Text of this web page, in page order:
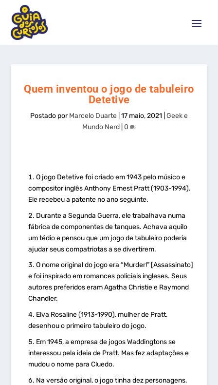
Quem inventou o jogo de tabuleiro
Detetive
Postado porMarcelo Duarte 17 maio, 2021 Geek e
Mundo Nerd 0
O jogo Detetive foi criado em 1943 pelo músico e
compositor inglês Anthony Ernest Pratt (1903-1994).
Ele recebeu a patente no ano seguinte.
Durante a Segunda Guerra, ele trabalhava numa
fábrica de componentes de tanques. Achava aquilo
um tédio e pensou que um jogo de tabuleiro poderia
ajudar seus compatriotas a se divertirem.
O nome original do jogo era “Murder!” [Assassinato]
e foi inspirado em romances policiais ingleses. Seus
autores preferidos eram Agatha Christie e Raymond
Chandler.
Elva Rosaline (1913-1990), mulher de Pratt,
desenhou o primeiro tabuleiro do jogo.
Em 1945, a empresa de jogos Waddingtons se
interessou pela ideia de Pratt. Mas fez adaptações e
mudou o nome para Cluedo.
Na versão original, o jogo tinha dez personagens,